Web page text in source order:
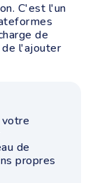
C'est l'un
de
l'ajouter
de
propres